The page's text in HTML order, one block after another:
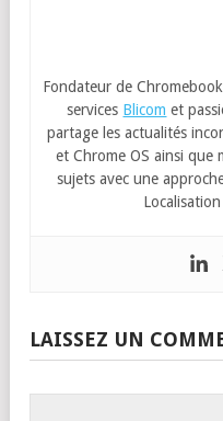
Fondateur de
services Blicom et
partage les actualités
et Chrome OS ainsi que
sujets avec une
LAISSEZ UN